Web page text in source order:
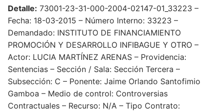
Detalle: 73001-23-31-000-2004-02147-01_33223 –
Fecha: 18-03-2015 – Número Interno: 33223 –
Demandado: INSTITUTO DE FINANCIAMIENTO
PROMOCIÓN Y DESARROLLO INFIBAGUE Y OTRO –
Actor: LUCIA MARTÍNEZ ARENAS – Providencia:
Sentencias – Sección / Sala: Sección Tercera –
Subsección: C – Ponente: Jaime Orlando Santofimio
Gamboa – Medio de control: Controversias
Contractuales – Recurso: N/A – Tipo Contrato: